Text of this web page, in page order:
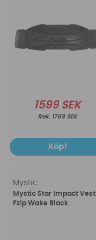
1599 SEK
1769 SEK
Köp!
Mystic
Mystic Star Impact Vest
Fzip Wake Black